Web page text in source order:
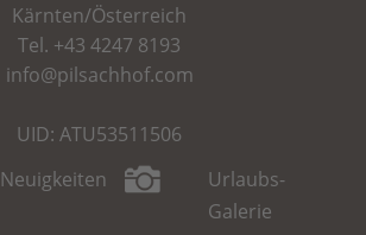
Kärnten/Österreich
Tel. +43 4247 8193
info@pilsachhof.com
UID: ATU53511506
Neuigkeiten
Urlaubs-
Galerie